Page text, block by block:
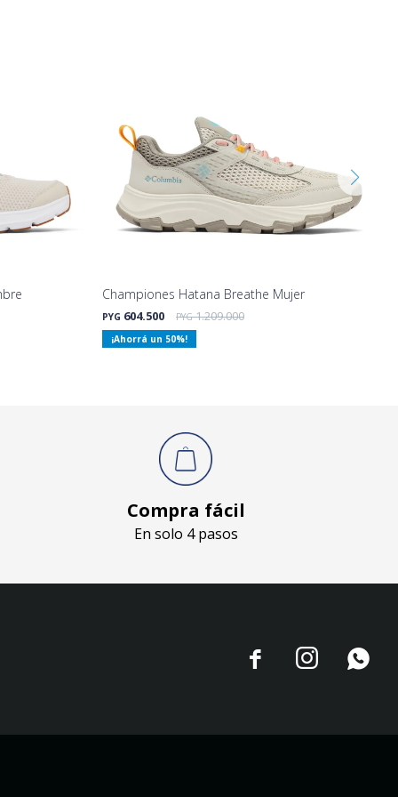
Championes Hatana Breathe Mujer
PYG 604.500 PYG 1.209.000
50
Compra fácil
En solo 4 pasos
  